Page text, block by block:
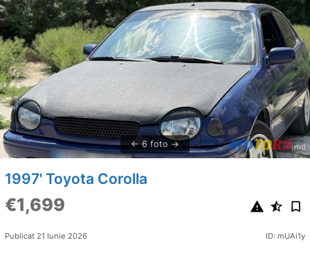
6 foto
1997' Toyota Corolla
€1,699
Publicat 21 Iunie 2026 ID: mUAi1y